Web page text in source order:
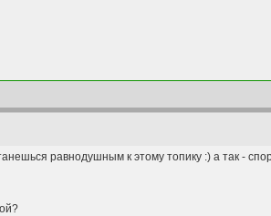
равнодушным к этому топику :) а так -